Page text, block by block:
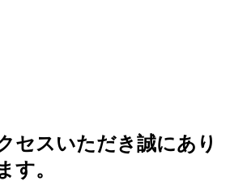
セスいただき誠にあり
す。